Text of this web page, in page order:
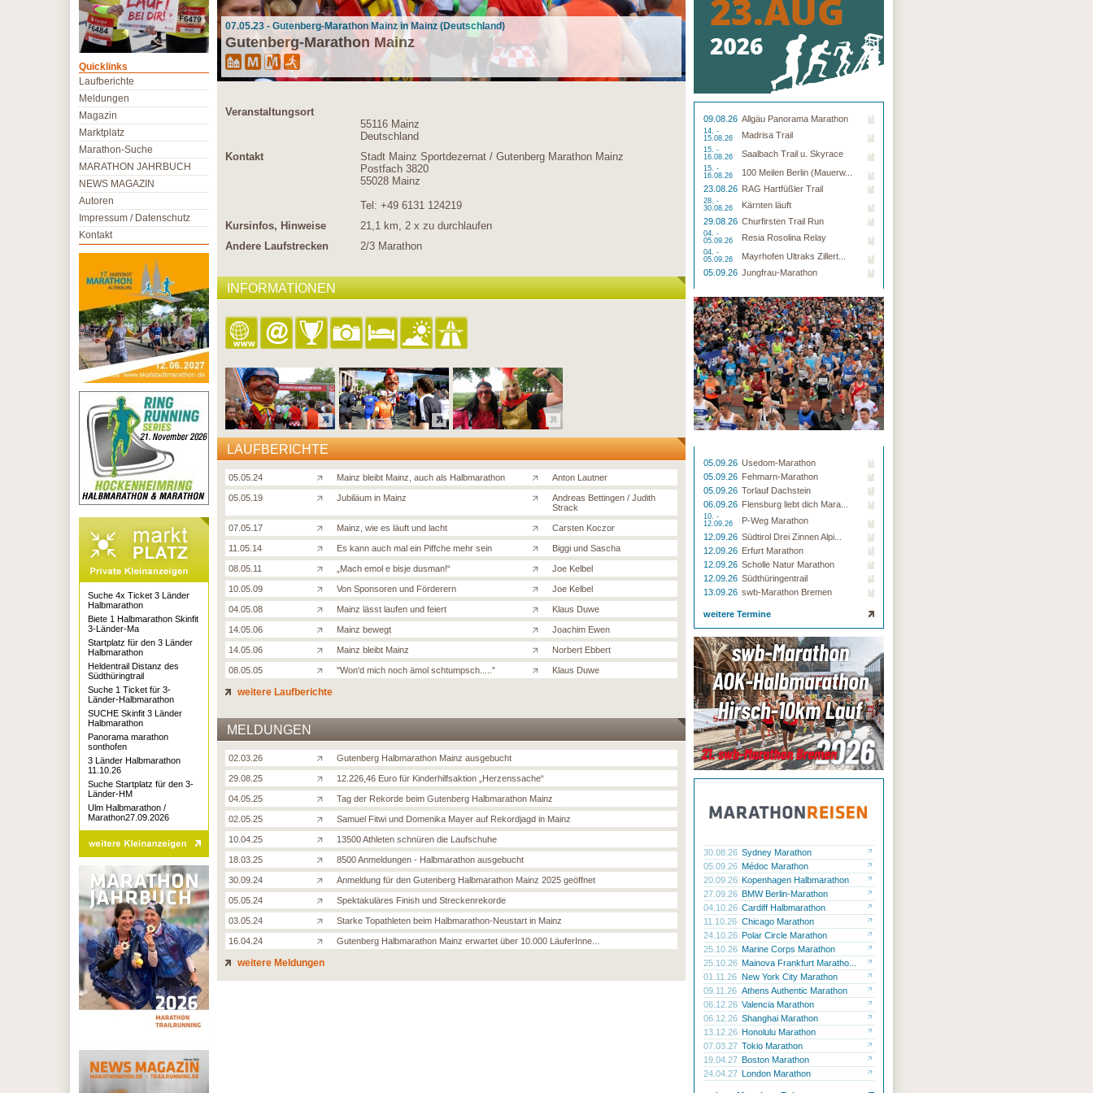
07.05.23 - Gutenberg-Marathon Mainz in Mainz (Deutschland)
Gutenberg-Marathon Mainz
Veranstaltungsort
55116 Mainz
Deutschland
Kontakt
Stadt Mainz Sportdezernat / Gutenberg Marathon Mainz
Postfach 3820
55028 Mainz
Tel: +49 6131 124219
Kursinfos, Hinweise
21,1 km, 2 x zu durchlaufen
Andere Laufstrecken
2/3 Marathon
INFORMATIONEN
LAUFBERICHTE
05.05.24 Mainz bleibt Mainz, auch als Halbmarathon Anton Lautner
05.05.19 Jubiläum in Mainz
Andreas Bettingen / Judith
Strack
07.05.17 Mainz, wie es läuft und lacht Carsten Koczor
11.05.14 Es kann auch mal ein Piffche mehr sein Biggi und Sascha
08.05.11 „Mach emol e bisje dusman!“ Joe Kelbel
10.05.09 Von Sponsoren und Förderern Joe Kelbel
04.05.08 Mainz lässt laufen und feiert Klaus Duwe
14.05.06 Mainz bewegt Joachim Ewen
14.05.06 Mainz bleibt Mainz Norbert Ebbert
08.05.05 "Won'd mich noch ämol schtumpsch....." Klaus Duwe
weitere Laufberichte
MELDUNGEN
02.03.26 Gutenberg Halbmarathon Mainz ausgebucht
29.08.25 12.226,46 Euro für Kinderhilfsaktion „Herzenssache“
04.05.25 Tag der Rekorde beim Gutenberg Halbmarathon Mainz
02.05.25 Samuel Fitwi und Domenika Mayer auf Rekordjagd in Mainz
10.04.25 13500 Athleten schnüren die Laufschuhe
18.03.25 8500 Anmeldungen - Halbmarathon ausgebucht
30.09.24 Anmeldung für den Gutenberg Halbmarathon Mainz 2025 geöffnet
05.05.24 Spektakuläres Finish und Streckenrekorde
03.05.24 Starke Topathleten beim Halbmarathon-Neustart in Mainz
16.04.24 Gutenberg Halbmarathon Mainz erwartet über 10.000 LäuferInne...
weitere Meldungen
09.08.26 Allgäu Panorama Marathon
14. -
15.08.26
Madrisa Trail
15. -
16.08.26
Saalbach Trail u. Skyrace
15. -
16.08.26
100 Meilen Berlin (Mauerw...
23.08.26 RAG Hartfüßler Trail
28. -
30.08.26
Kärnten läuft
29.08.26 Churfirsten Trail Run
04. -
05.09.26
Resia Rosolina Relay
04. -
05.09.26
Mayrhofen Ultraks Zillert...
05.09.26 Jungfrau-Marathon
05.09.26 Usedom-Marathon
05.09.26 Fehmarn-Marathon
05.09.26 Torlauf Dachstein
06.09.26 Flensburg liebt dich Mara...
10. -
12.09.26
P-Weg Marathon
12.09.26 Südtirol Drei Zinnen Alpi...
12.09.26 Erfurt Marathon
12.09.26 Scholle Natur Marathon
12.09.26 Südthüringentrail
13.09.26 swb-Marathon Bremen
weitere Termine
30.08.26 Sydney Marathon
05.09.26 Médoc Marathon
20.09.26 Kopenhagen Halbmarathon
27.09.26 BMW Berlin-Marathon
04.10.26 Cardiff Halbmarathon
11.10.26 Chicago Marathon
24.10.26 Polar Circle Marathon
25.10.26 Marine Corps Marathon
25.10.26 Mainova Frankfurt Maratho...
01.11.26 New York City Marathon
09.11.26 Athens Authentic Marathon
06.12.26 Valencia Marathon
06.12.26 Shanghai Marathon
13.12.26 Honolulu Marathon
07.03.27 Tokio Marathon
19.04.27 Boston Marathon
24.04.27 London Marathon
Quicklinks
Laufberichte
Meldungen
Magazin
Marktplatz
Marathon-Suche
MARATHON JAHRBUCH
NEWS MAGAZIN
Autoren
Impressum / Datenschutz
Kontakt
Suche 4x Ticket 3 Länder
Halbmarathon
Biete 1 Halbmarathon Skinfit
3-Länder-Ma
Startplatz für den 3 Länder
Halbmarathon
Heldentrail Distanz des
Südthüringtrail
Suche 1 Ticket für 3-
Länder-Halbmarathon
SUCHE Skinfit 3 Länder
Halbmarathon
Panorama marathon
sonthofen
3 Länder Halbmarathon
11.10.26
Suche Startplatz für den 3-
Länder-HM
Ulm Halbmarathon /
Marathon27.09.2026